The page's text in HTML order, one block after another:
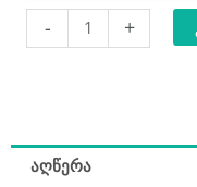
-
რაოდენობა:
TOTAL
სათიბი
350ვტ
+
აღწერა